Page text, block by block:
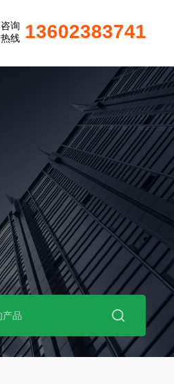
咨询
热线 13602383741